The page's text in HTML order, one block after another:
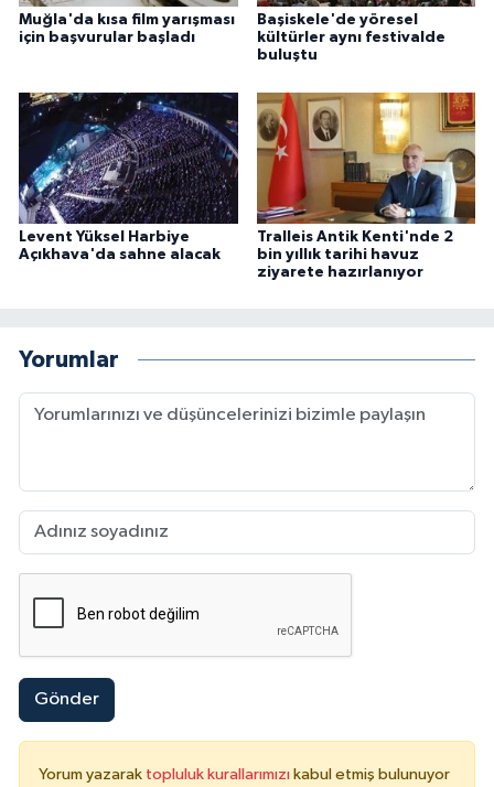
Muğla'da kısa film yarışması
için başvurular başladı
Başiskele'de yöresel
kültürler aynı festivalde
buluştu
Levent Yüksel Harbiye
Açıkhava'da sahne alacak
Tralleis Antik Kenti'nde 2
bin yıllık tarihi havuz
ziyarete hazırlanıyor
Yorumlar
Gönder
Yorum yazarak topluluk kurallarımızı kabul etmiş bulunuyor